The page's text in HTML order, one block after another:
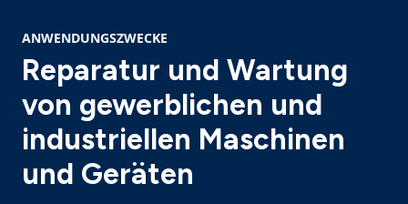
ANWENDUNGSZWECKE
Reparatur und Wartung
von gewerblichen und
industriellen Maschinen
und Geräten